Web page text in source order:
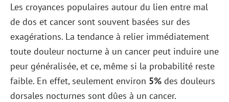
Les croyances populaires autour du lien entre mal
de dos et cancer sont souvent basées sur des
exagérations. La tendance à relier immédiatement
toute douleur nocturne à un cancer peut induire une
peur généralisée, et ce, même si la probabilité reste
faible. En effet, seulement environ 5% des douleurs
dorsales nocturnes sont dûes à un cancer.